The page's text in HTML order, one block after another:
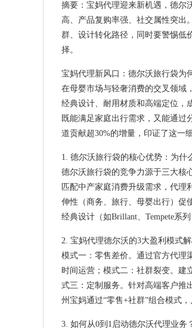
摘要：宝妈代理迎来新机遇，德尔
高、产品复购率强、社交属性突出
群、设计转化路径，同时要警惕低
择。
宝妈代理新风口：德尔沃旅行袋为
在母婴市场与轻奢消费的交叉领域
经典设计、耐用材质和高端定位
既能满足家庭出行需求，又能通过
道贡献超30%的增量，印证了这一
1. 德尔沃旅行袋的核心优势：为什
德尔沃旅行袋的竞争力源于三大核
匹配中产家庭消费升级需求，代理
伸性（商务、旅行、母婴出行）促
经典设计（如Brillant、Tempete系
2. 宝妈代理德尔沃的3大盈利模式
模式一：零售差价。通过官方代理
时间运营；模式二：社群裂变。建
式三：定制服务。针对高端客户推
州宝妈通过“零售+社群”组合模式
3. 如何从0到1启动德尔沃代理业务